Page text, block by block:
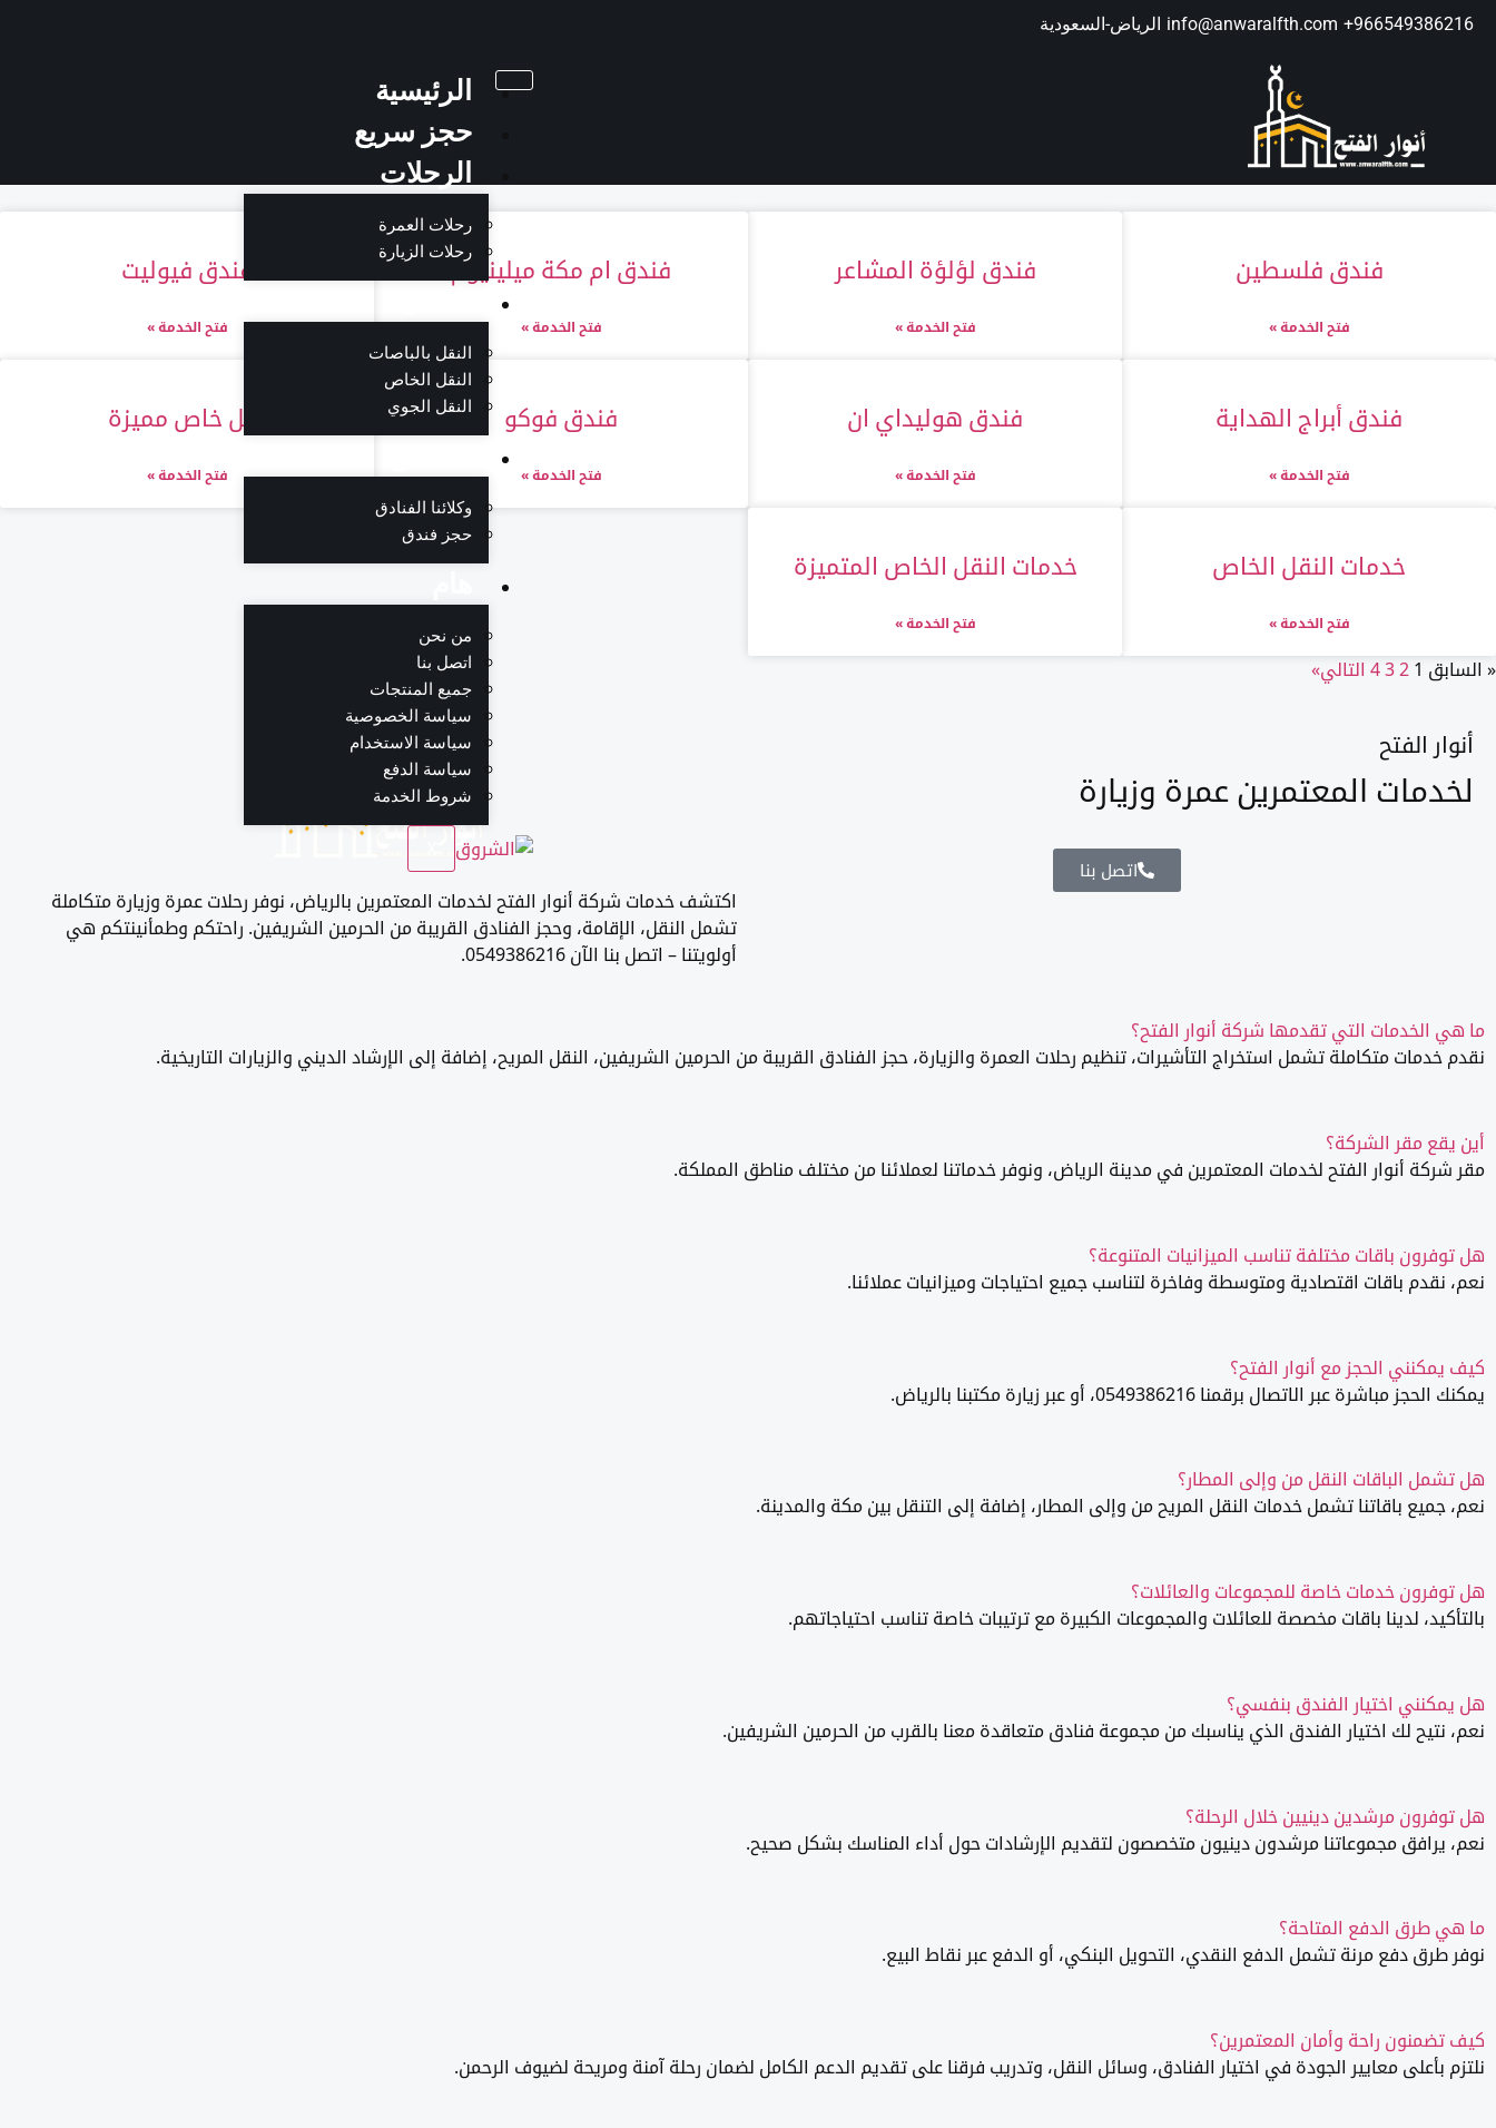
966549386216⁩+
info@anwaralfth.com الرياض-السعودية
الرئيسية
حجز سريع
الرحلات
رحلات العمرة
رحلات الزيارة
النقل بالباصات
النقل الخاص
النقل الجوي
وكلائنا الفنادق
حجز فندق
من نحن
اتصل بنا
جميع المنتجات
سياسة الخصوصية
سياسة الاستخدام
سياسة الدفع
شروط الخدمة
فندق فلسطين
فتح الخدمة »
فندق لؤلؤة المشاعر
فتح الخدمة »
فندق ام مكة ميلينيوم
فتح الخدمة »
فندق فيوليت
فتح الخدمة »
فندق أبراج الهداية
فتح الخدمة »
فندق هوليداي ان
فتح الخدمة »
فندق فوكو
فتح الخدمة »
نقل خاص مميزة
فتح الخدمة »
خدمات النقل الخاص
فتح الخدمة »
خدمات النقل الخاص المتميزة
فتح الخدمة »
« السابق 1
2
3
4 التالي»
أنوار الفتح
لخدمات المعتمرين عمرة وزيارة
اتصل بنا
اكتشف خدمات شركة أنوار الفتح لخدمات المعتمرين بالرياض، نوفر رحلات عمرة وزيارة متكاملة
تشمل النقل، الإقامة، وحجز الفنادق القريبة من الحرمين الشريفين. راحتكم وطمأنينتكم هي
أولويتنا – اتصل بنا الآن 0549386216.
ما هي الخدمات التي تقدمها شركة أنوار الفتح؟
نقدم خدمات متكاملة تشمل استخراج التأشيرات، تنظيم رحلات العمرة والزيارة، حجز الفنادق القريبة من الحرمين الشريفين، النقل المريح، إضافة إلى الإرشاد الديني والزيارات التاريخية.
أين يقع مقر الشركة؟
مقر شركة أنوار الفتح لخدمات المعتمرين في مدينة الرياض، ونوفر خدماتنا لعملائنا من مختلف مناطق المملكة.
هل توفرون باقات مختلفة تناسب الميزانيات المتنوعة؟
نعم، نقدم باقات اقتصادية ومتوسطة وفاخرة لتناسب جميع احتياجات وميزانيات عملائنا.
كيف يمكنني الحجز مع أنوار الفتح؟
يمكنك الحجز مباشرة عبر الاتصال برقمنا 0549386216، أو عبر زيارة مكتبنا بالرياض.
هل تشمل الباقات النقل من وإلى المطار؟
نعم، جميع باقاتنا تشمل خدمات النقل المريح من وإلى المطار، إضافة إلى التنقل بين مكة والمدينة.
هل توفرون خدمات خاصة للمجموعات والعائلات؟
بالتأكيد، لدينا باقات مخصصة للعائلات والمجموعات الكبيرة مع ترتيبات خاصة تناسب احتياجاتهم.
هل يمكنني اختيار الفندق بنفسي؟
نعم، نتيح لك اختيار الفندق الذي يناسبك من مجموعة فنادق متعاقدة معنا بالقرب من الحرمين الشريفين.
هل توفرون مرشدين دينيين خلال الرحلة؟
نعم، يرافق مجموعاتنا مرشدون دينيون متخصصون لتقديم الإرشادات حول أداء المناسك بشكل صحيح.
ما هي طرق الدفع المتاحة؟
نوفر طرق دفع مرنة تشمل الدفع النقدي، التحويل البنكي، أو الدفع عبر نقاط البيع.
كيف تضمنون راحة وأمان المعتمرين؟
نلتزم بأعلى معايير الجودة في اختيار الفنادق، وسائل النقل، وتدريب فرقنا على تقديم الدعم الكامل لضمان رحلة آمنة ومريحة لضيوف الرحمن.